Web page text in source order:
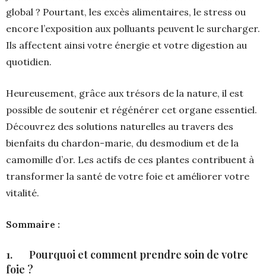
global ? Pourtant, les excès alimentaires, le stress ou
encore l’exposition aux polluants peuvent le surcharger.
Ils affectent ainsi votre énergie et votre digestion au
quotidien.
Heureusement, grâce aux trésors de la nature, il est
possible de soutenir et régénérer cet organe essentiel.
Découvrez des solutions naturelles au travers des
bienfaits du chardon-marie, du desmodium et de la
camomille d’or. Les actifs de ces plantes contribuent à
transformer la santé de votre foie et améliorer votre
vitalité.
Sommaire :
1. Pourquoi et comment prendre soin de votre
foie ?